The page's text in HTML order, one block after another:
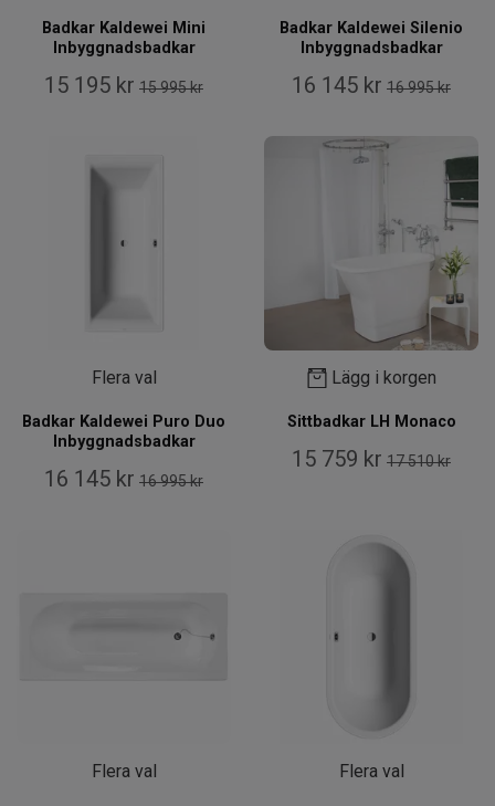
Badkar Kaldewei Mini
Inbyggnadsbadkar
15 195 kr 15 995 kr
Badkar Kaldewei Silenio
Inbyggnadsbadkar
16 145 kr 16 995 kr
Flera val
Badkar Kaldewei Puro Duo
Inbyggnadsbadkar
16 145 kr 16 995 kr
Lägg i korgen
Sittbadkar LH Monaco
15 759 kr 17 510 kr
Flera val Flera val